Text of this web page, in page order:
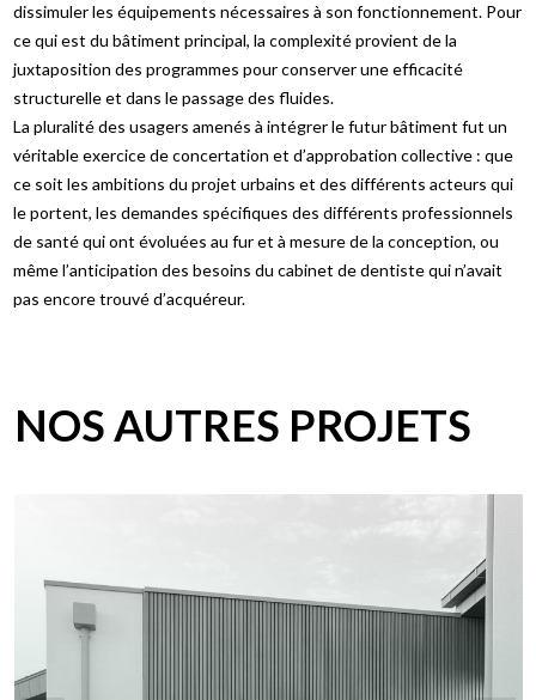
dissimuler les équipements nécessaires à son fonctionnement. Pour
ce qui est du bâtiment principal, la complexité provient de la
juxtaposition des programmes pour conserver une efficacité
structurelle et dans le passage des fluides.
La pluralité des usagers amenés à intégrer le futur bâtiment fut un
véritable exercice de concertation et d’approbation collective : que
ce soit les ambitions du projet urbains et des différents acteurs qui
le portent, les demandes spécifiques des différents professionnels
de santé qui ont évoluées au fur et à mesure de la conception, ou
même l’anticipation des besoins du cabinet de dentiste qui n’avait
pas encore trouvé d’acquéreur.
NOS AUTRES PROJETS